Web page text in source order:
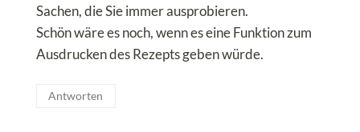
Sachen, die Sie immer ausprobieren.
Schön wäre es noch, wenn es eine Funktion zum
Ausdrucken des Rezepts geben würde.
Antworten